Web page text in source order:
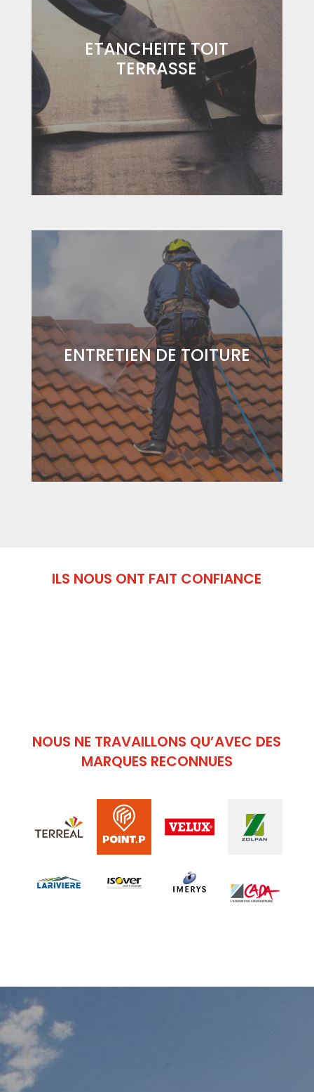
ETANCHEITE TOIT
TERRASSE
ENTRETIEN DE TOITURE
ILS NOUS ONT FAIT CONFIANCE
NOUS NE TRAVAILLONS QU’AVEC DES
MARQUES RECONNUES